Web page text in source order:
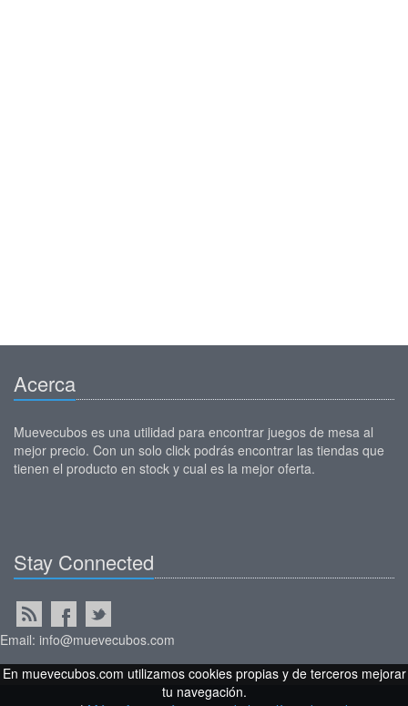
Acerca
Muevecubos es una utilidad para encontrar juegos de mesa al
mejor precio. Con un solo click podrás encontrar las tiendas que
tienen el producto en stock y cual es la mejor oferta.
Stay Connected
Email: info@muevecubos.com
En muevecubos.com utilizamos cookies propias y de terceros mejorar
tu navegación.